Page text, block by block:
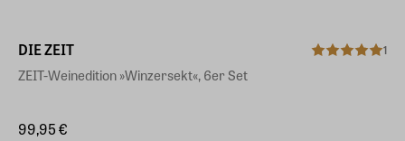
DIE ZEIT 1
ZEIT-Weinedition »Winzersekt«, 6er Set
99,95 €